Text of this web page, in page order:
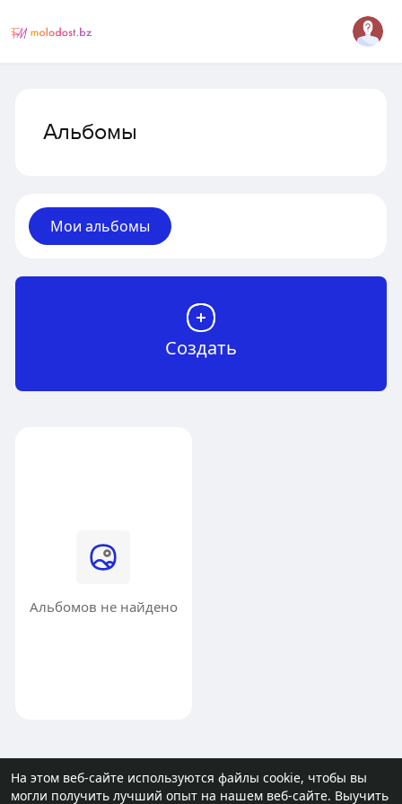
На этом веб-сайте используются файлы cookie, чтобы вы
могли получить лучший опыт на нашем веб-сайте. Выучить
Альбомы
Мои альбомы
Создать
Альбомов не найдено
© 2026 molodost.bz